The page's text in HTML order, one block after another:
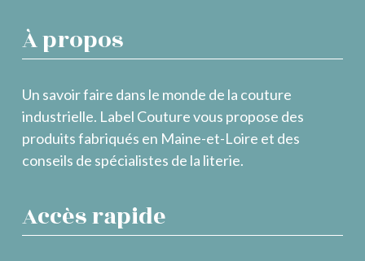
À propos
Un savoir faire dans le monde de la couture
industrielle. Label Couture vous propose des
produits fabriqués en Maine-et-Loire et des
conseils de spécialistes de la literie.
Accès rapide